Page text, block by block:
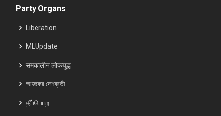
Party Organs
Liberation
MLUpdate
समकालीन लोकयुद्ध
আজকের দেশব্রতী
தீப்பொற